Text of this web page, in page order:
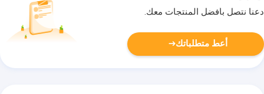
دعنا نتصل بأفضل المنتجات معك.
أعط متطلباتك